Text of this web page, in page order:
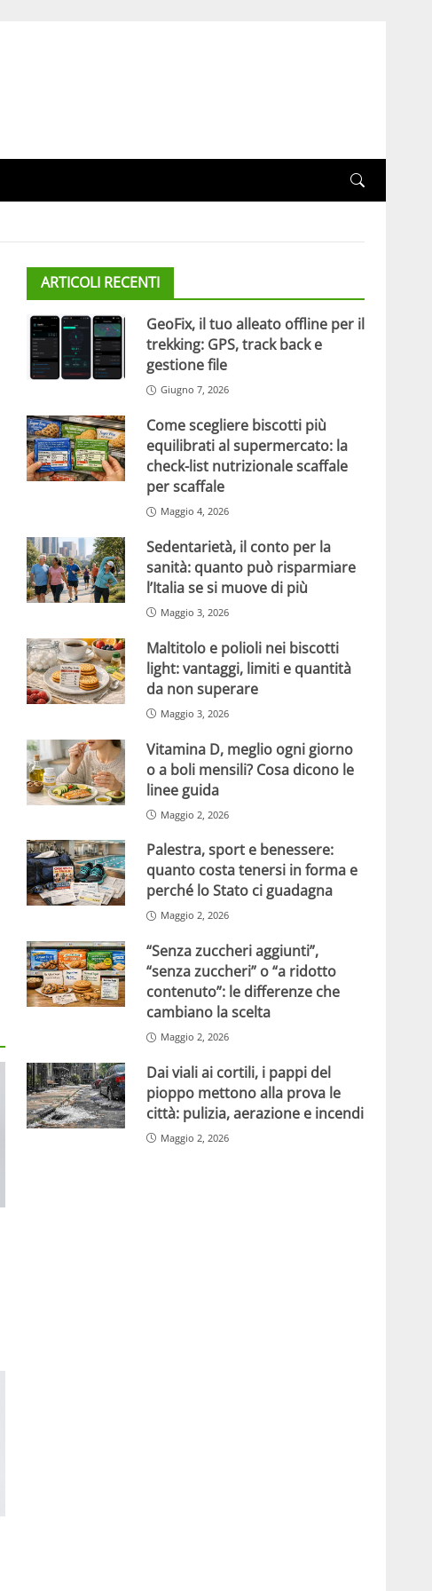
ARTICOLI RECENTI
GeoFix, il tuo alleato offline per il
trekking: GPS, track back e
gestione file
Giugno 7, 2026
Come scegliere biscotti più
equilibrati al supermercato: la
check-list nutrizionale scaffale
per scaffale
Maggio 4, 2026
Sedentarietà, il conto per la
sanità: quanto può risparmiare
l’Italia se si muove di più
Maggio 3, 2026
Maltitolo e polioli nei biscotti
light: vantaggi, limiti e quantità
da non superare
Maggio 3, 2026
Vitamina D, meglio ogni giorno
o a boli mensili? Cosa dicono le
linee guida
Maggio 2, 2026
Palestra, sport e benessere:
quanto costa tenersi in forma e
perché lo Stato ci guadagna
Maggio 2, 2026
“Senza zuccheri aggiunti”,
“senza zuccheri” o “a ridotto
contenuto”: le differenze che
cambiano la scelta
Maggio 2, 2026
Dai viali ai cortili, i pappi del
pioppo mettono alla prova le
città: pulizia, aerazione e incendi
Maggio 2, 2026